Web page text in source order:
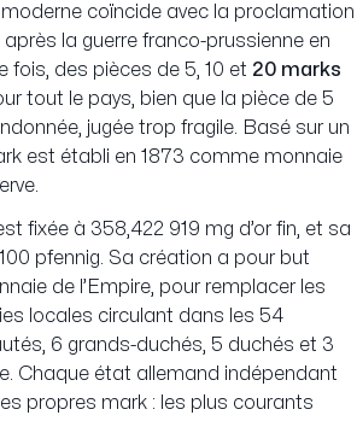
moderne coïncide avec la proclamation
après la guerre franco-prussienne en
fois, des pièces de 5, 10 et 20 marks
tout le pays, bien que la pièce de 5
jugée trop fragile. Basé sur un
est établi en 1873 comme monnaie
fixée à 358,422 919 mg d’or fin, et sa
pfennig. Sa création a pour but
de l’Empire, pour remplacer les
locales circulant dans les 54
6 grands-duchés, 5 duchés et 3
Chaque état allemand indépendant
propres mark : les plus courants